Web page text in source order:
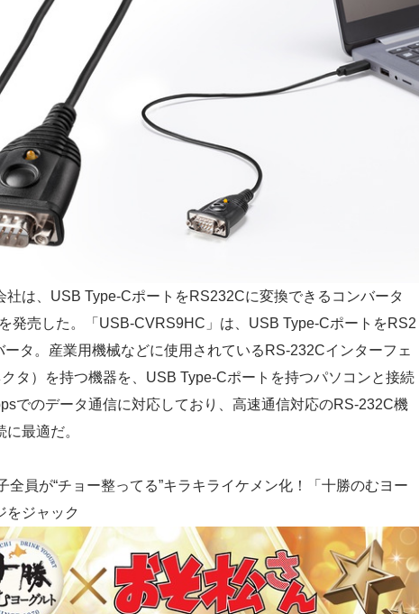
社は、USB Type-CポートをRS232Cに変換できるコンバータ
発売した。「USB-CVRS9HC」は、USB Type-CポートをRS2
タ。産業用機械などに使用されているRS-232Cインターフェ
タ）を持つ機器を、USB Type-Cポートを持つパソコンと接続
でのデータ通信に対応しており、高速通信対応のRS-232C機
最適だ。
全員が“チョー整ってる”キラキライケメン化！「十勝のむヨー
をジャック